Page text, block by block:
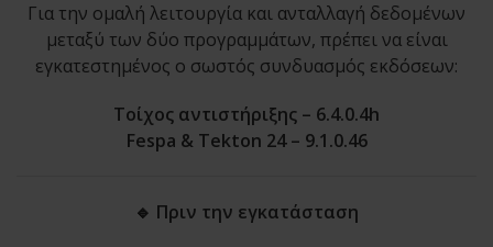
Για την ομαλή λειτουργία και ανταλλαγή δεδομένων
μεταξύ των δύο προγραμμάτων, πρέπει να είναι
εγκατεστημένος ο σωστός συνδυασμός εκδόσεων:
Τοίχος αντιστήριξης – 6.4.0.4h
Fespa & Tekton 24 – 9.1.0.46
🔹 Πριν την εγκατάσταση